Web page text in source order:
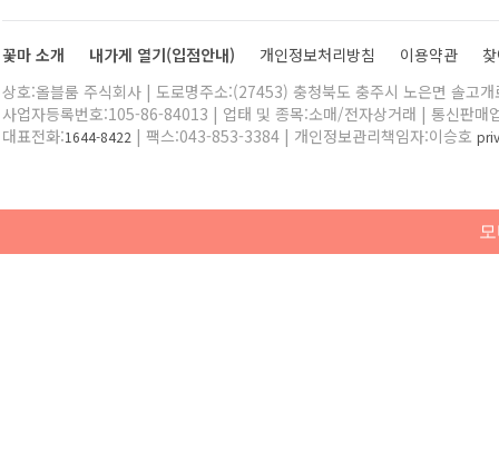
꽃마 소개 내가게 열기(입점안내) 개인정보처리방침 이용약관
상호:올블룸 주식회사 | 도로명주소:(27453) 충청북도 충주시 노은면 솔고
사업자등록번호:105-86-84013 | 업태 및 종목:소매/전자상거래 | 통신판매
대표전화:1644-8422 | 팩스:043-853-3384 | 개인정보관리책임자:이승호